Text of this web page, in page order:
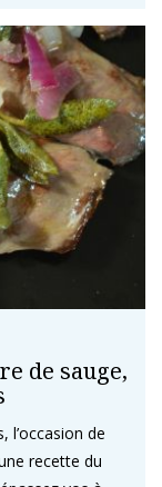
de sauge,
l’occasion de
recette du